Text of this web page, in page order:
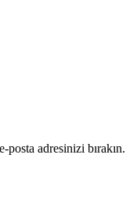
adresinizi bırakın.